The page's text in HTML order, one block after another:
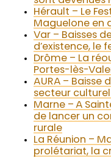
Hérault – Le
Maguelone en
Var – Baisses
d’existence, le
Drôme – La
Portes-lès-
AURA – Baisse
secteur
Marne – A
de lancer un
rurale
La Réunion –
prolétariat, la